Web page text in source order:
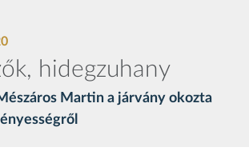
hidegzuhany
Martin a járvány okozta